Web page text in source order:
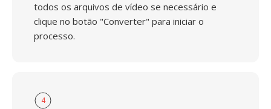
todos os arquivos de vídeo se necessário e
clique no botão "Converter" para iniciar o
processo.
4